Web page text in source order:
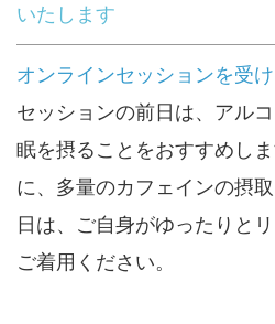
いたします
オンラインセッションを受
セッションの前日は、アル
眠を摂ることをおすすめし
に、多量のカフェインの摂
日は、ご自身がゆったりと
ご着用ください。